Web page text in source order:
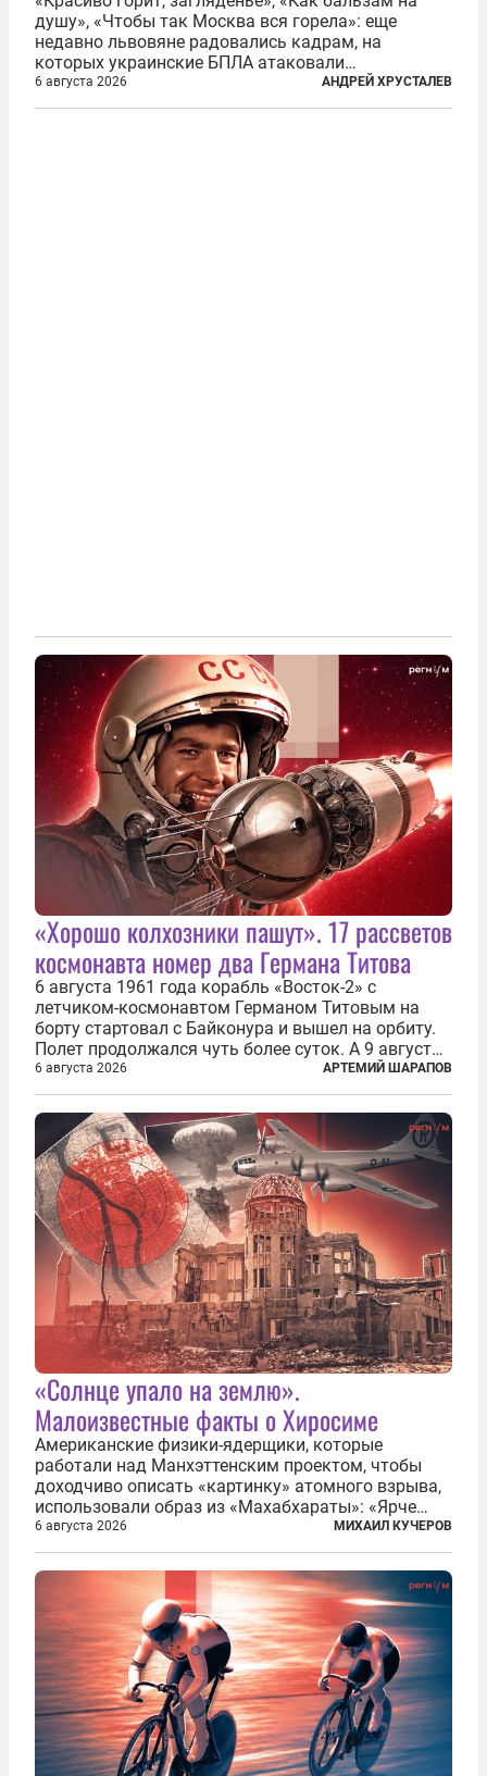
душу», «Чтобы так Москва вся горела»: еще
недавно львовяне радовались кадрам, на
которых украинские БПЛА атаковали
нефтеперерабатывающие предприятия России. В
скором времени оказалось, что в «эту игру можно
6 августа 2026 АНДРЕЙ ХРУСТАЛЕВ
«Хорошо колхозники пашут». 17 рассветов
космонавта номер два Германа Титова
6 августа 1961 года корабль «Восток-2» с
летчиком-космонавтом Германом Титовым на
борту стартовал с Байконура и вышел на орбиту.
Полет продолжался чуть более суток. А 9 августа
второй человек в космосе получил звезду Героя
Советского Союза и орден Ленина. Миссия Титова
зачастую находится несколько...
6 августа 2026 АРТЕМИЙ ШАРАПОВ
«Солнце упало на землю».
Малоизвестные факты о Хиросиме
Американские физики-ядерщики, которые
работали над Манхэттенским проектом, чтобы
доходчиво описать «картинку» атомного взрыва,
использовали образ из «Махабхараты»: «Ярче
тысячи солнц пылало это пламя». Не все жители
японских городов Хиросимы и Нагасаки, на
которых США в августе 1945 года поставили...
6 августа 2026 МИХАИЛ КУЧЕРОВ